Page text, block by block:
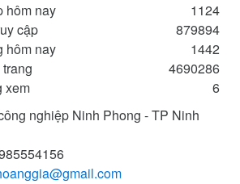
hôm nay
1124
cập
879894
hôm nay
1442
4690286
xem
6
nghiệp Ninh Phong - TP Ninh